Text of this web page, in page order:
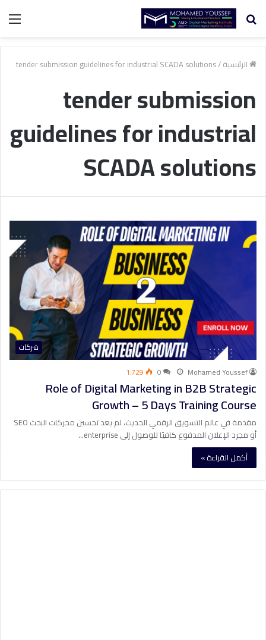
بحث
الرئيسية/
tender submission guidelines for industrial SCADA solutions
tender submission
guidelines for industrial
SCADA solutions
شركات
Mohamed Youssef
0 1٬729
Role of Digital Marketing in B2B Strategic
Growth – 5 Days Training Course
مقدمة في عالم التسويق الرقمي الحديث، لم يعد تحسين محركات البحث SEO
أو مجرد الإعلان المدفوع كافيًا للوصول إلى enterprise…
أكمل القراءة »